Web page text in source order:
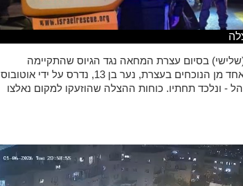
בסיום עצרת המחאה נגד הגיוס שהתקיימה
ברחוב ירמיהו בירושלים. אחד מן הנוכחים בעצרת, נער בן 13, נדרס על ידי אוטובוס
ונלכד תחתיו. כוחות ההצלה שהוזעקו למקום נאלצו